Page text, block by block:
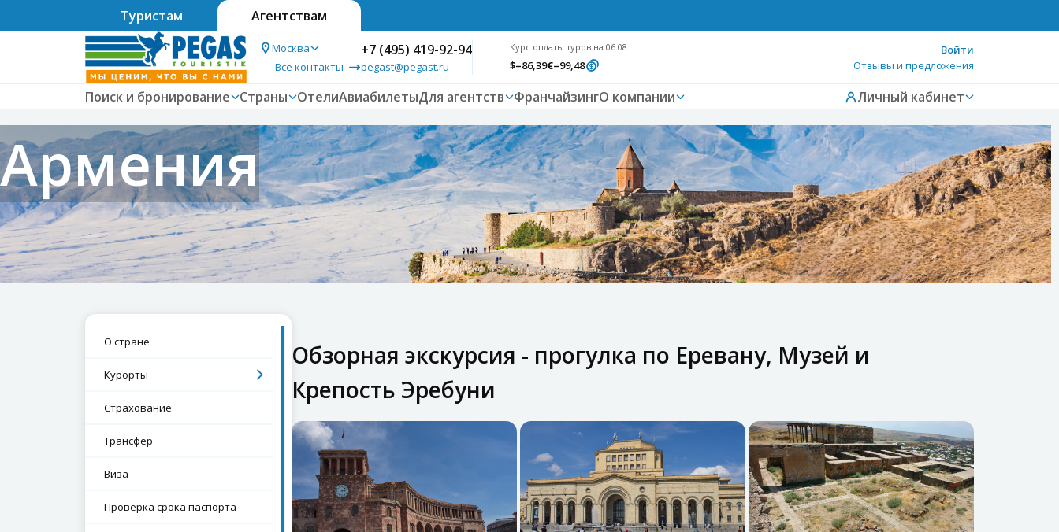
Туристам Агентствам
Москва
Все контакты
+7 (495) 419-92-94
pegast@pegast.ru
Курс оплаты туров на 06.08:
$=86,39€=99,48
Войти
Отзывы и предложения
Поиск и бронирование Страны ОтелиАвиабилетыДля агентств ФранчайзингО компании Личный кабинет
Армения
О стране
Курорты
Страхование
Трансфер
Виза
Проверка срока паспорта
Обзорная экскурсия - прогулка по Еревану, Музей и
Крепость Эребуни